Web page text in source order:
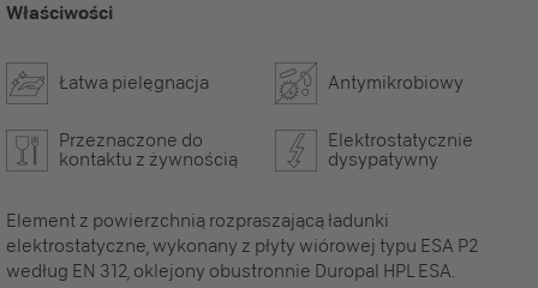
Właściwości
Łatwa pielęgnacja Antymikrobiowy
Przeznaczone do
kontaktu z żywnością
Elektrostatycznie
dysypatywny
Element z powierzchnią rozpraszającą ładunki
elektrostatyczne, wykonany z płyty wiórowej typu ESA P2
według EN 312, oklejony obustronnie Duropal HPL ESA.